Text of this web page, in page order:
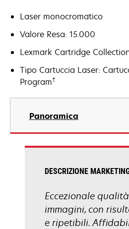
Laser monocromatico
Valore Resa: 15.000
Lexmark Cartridge
Tipo Cartuccia Laser:
Program†
Panoramica
DESCRIZIONE
Eccezionale
immagini, con
e ripetibili.